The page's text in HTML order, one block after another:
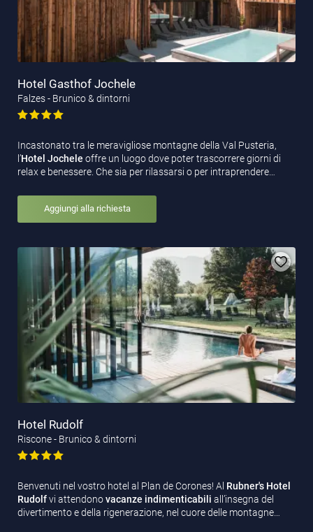
Hotel Gasthof Jochele
Falzes - Brunico & dintorni
Incastonato tra le meravigliose montagne della Val Pusteria,
l’Hotel Jochele offre un luogo dove poter trascorrere giorni di
relax e benessere. Che sia per rilassarsi o per intraprendere…
Aggiungi alla richiesta
Hotel Rudolf
Riscone - Brunico & dintorni
Benvenuti nel vostro hotel al Plan de Corones! Al Rubner's Hotel
Rudolfvi attendonovacanze indimenticabili all’insegna del
divertimento e della rigenerazione, nel cuore delle montagne…